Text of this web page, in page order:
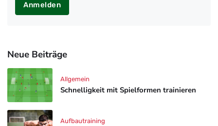
Anmelden
Neue Beiträge
Schnelligkeit mit Spielformen trainieren
Allgemein
Aufbautraining